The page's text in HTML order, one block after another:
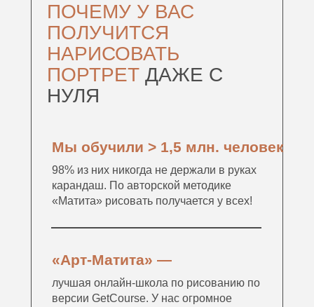
ПОЧЕМУ У ВАС
ПОЛУЧИТСЯ
НАРИСОВАТЬ
ПОРТРЕТ ДАЖЕ С
НУЛЯ
Мы обучили > 1,5 млн. человек
98% из них никогда не держали в руках
карандаш. По авторской методике
«Матита» рисовать получается у всех!
«Арт-Матита» —
лучшая онлайн-школа по рисованию по
версии GetCourse. У нас огромное